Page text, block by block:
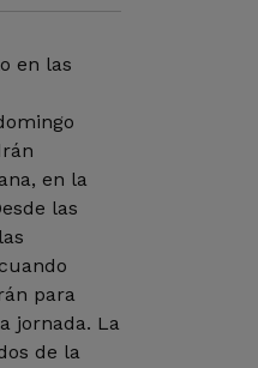
en las
en la
las
para
jornada. La
de la